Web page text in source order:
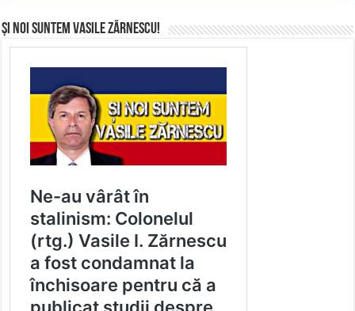
Și noi suntem Vasile Zărnescu!